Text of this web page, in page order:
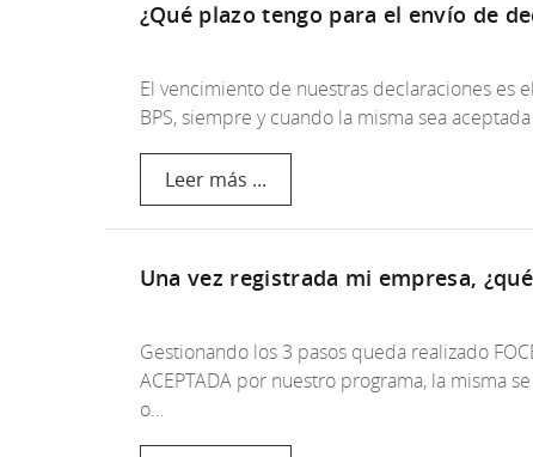
¿Qué plazo tengo para el envío de
El vencimiento de nuestras declaraciones es
BPS, siempre y cuando la misma sea
Leer más ...
Una vez registrada mi empresa,
Gestionando los 3 pasos queda realizado
ACEPTADA por nuestro programa, la misma
o…